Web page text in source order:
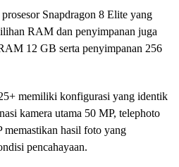
Snapdragon 8 Elite yang
RAM dan penyimpanan juga
12 GB serta penyimpanan 256
memiliki konfigurasi yang identik
kamera utama 50 MP, telephoto
hasil foto yang
pencahayaan.